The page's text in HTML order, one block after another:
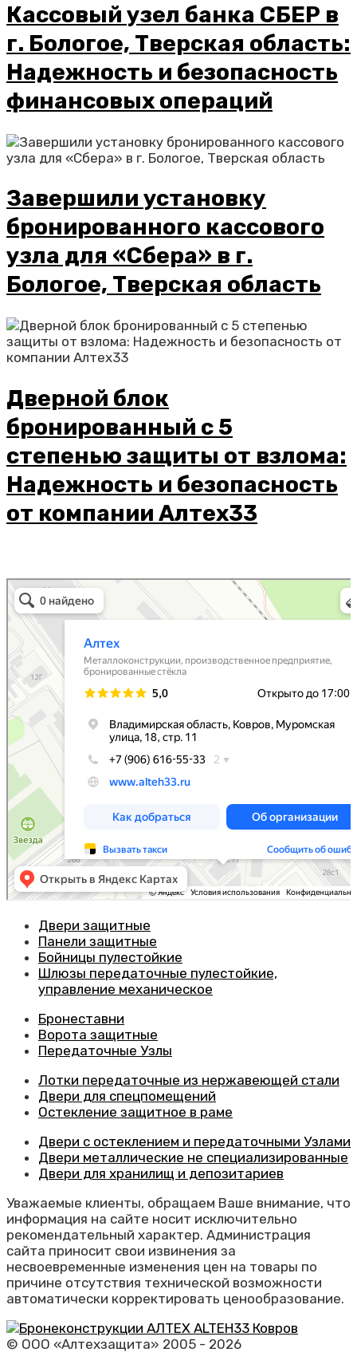
Кассовый узел банка СБЕР в
г. Бологое, Тверская область:
Надежность и безопасность
финансовых операций
Завершили установку
бронированного кассового
узла для «Сбера» в г.
Бологое, Тверская область
Дверной блок
бронированный с 5
степенью защиты от взлома:
Надежность и безопасность
от компании Алтех33
Алтех
Металлоконструкции в Коврове
Металлоизделия в Коврове
Двери защитные
Панели защитные
Бойницы пулестойкие
Шлюзы передаточные пулестойкие,
управление механическое
Бронеставни
Ворота защитные
Передаточные Узлы
Лотки передаточные из нержавеющей стали
Двери для спецпомещений
Остекление защитное в раме
Двери с остеклением и передаточными Узлами
Двери металлические не специализированные
Двери для хранилищ и депозитариев
Уважаемые клиенты, обращаем Ваше внимание, что
информация на сайте носит исключительно
рекомендательный характер. Администрация
сайта приносит свои извинения за
несвоевременные изменения цен на товары по
причине отсутствия технической возможности
автоматически корректировать ценообразование.
© ООО «Алтехзащита» 2005 - 2026